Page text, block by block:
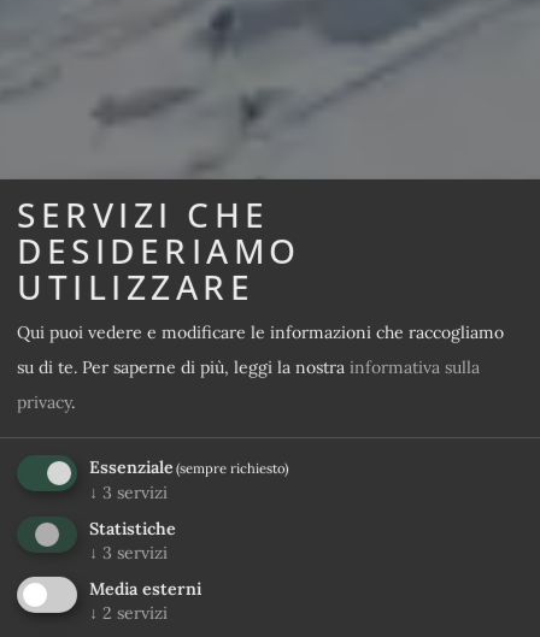
SERVIZI CHE
DESIDERIAMO
UTILIZZARE
Qui puoi vedere e modificare le informazioni che raccogliamo
su di te. Per saperne di più, leggi la nostra informativa sulla
privacy.
Essenziale (sempre richiesto)
↓ 3 servizi
Statistiche
↓ 3 servizi
Media esterni
↓ 2 servizi